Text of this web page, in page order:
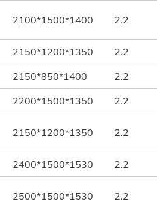
2100*1500*1400 2.2
2150*1200*1350 2.2
2150*850*1400 2.2
2200*1500*1350 2.2
2150*1200*1350 2.2
2400*1500*1530 2.2
2500*1500*1530 2.2